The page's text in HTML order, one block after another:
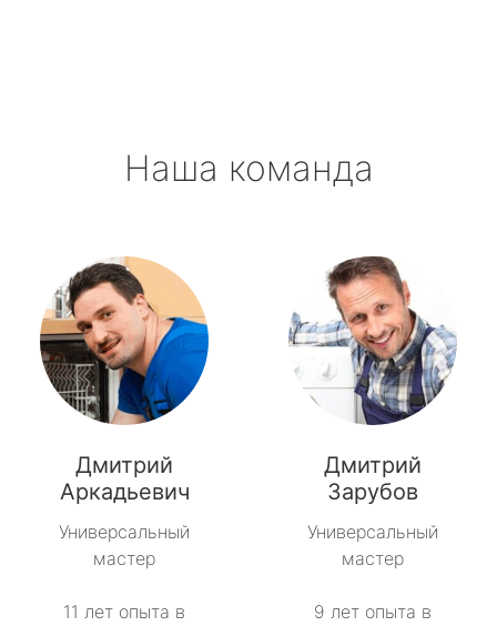
Наша команда
Дмитрий
Аркадьевич
Универсальный
мастер
11 лет опыта в
Дмитрий
Зарубов
Универсальный
мастер
9 лет опыта в